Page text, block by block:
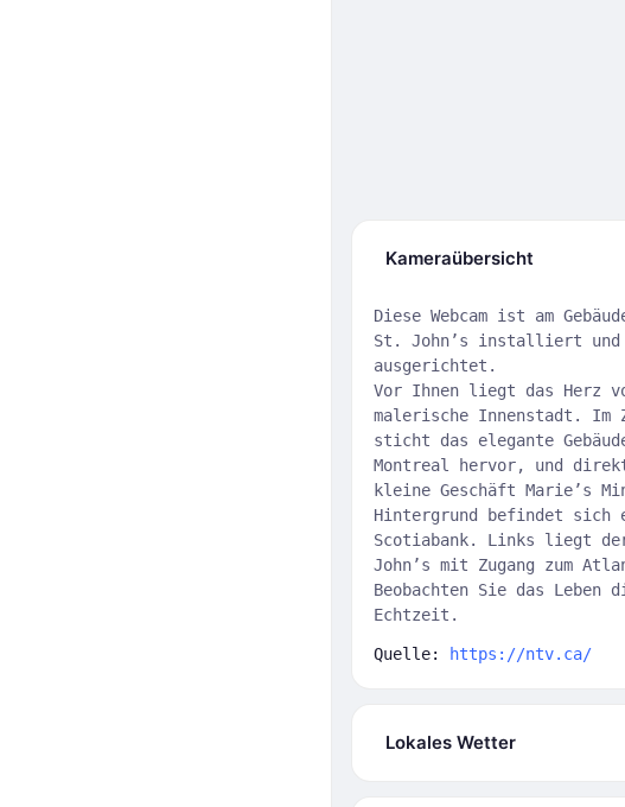
Kameraübersicht
Diese Webcam ist am
St. John’s installiert und
ausgerichtet.
Vor Ihnen liegt das Herz
malerische Innenstadt. Im
sticht das elegante
Montreal hervor, und
kleine Geschäft Marie’s
Hintergrund befindet sich
Scotiabank. Links liegt der
John’s mit Zugang zum
Beobachten Sie das
Echtzeit.
Quelle: https://ntv.ca/
Lokales Wetter